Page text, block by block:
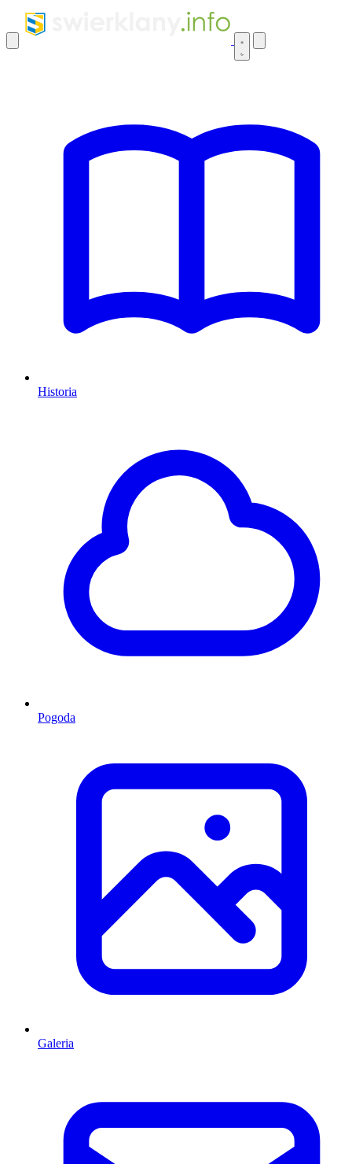
Historia
Pogoda
Galeria